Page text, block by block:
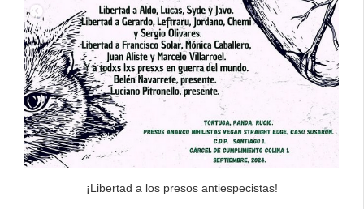
¡Libertad a los presos antiespecistas!